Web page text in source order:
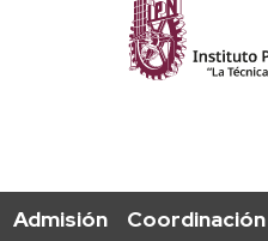
Admisión Coordinación